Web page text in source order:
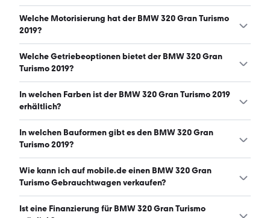
Es gibt insgesamt 36 BMW 320 Gran Turismo bei
mobile.de, davon 36 Gebraucht- und 0 Neuwagen.
Welche Motorisierung hat der BMW 320 Gran Turismo
2019?
Der BMW 320 Gran Turismo 2019 hat Leistungen zwischen
184 und 190 PS. (Stand: 7.8.2026)
Welche Getriebeoptionen bietet der BMW 320 Gran
Turismo 2019?
Der BMW 320 Gran Turismo 2019 ist mit automatischem
Getriebe erhältlich. (Stand: 7.8.2026)
In welchen Farben ist der BMW 320 Gran Turismo 2019
erhältlich?
Den BMW 320 Gran Turismo 2019 gibt es in folgenden
Farben: grau, schwarz, weiß und blau. Die häufigste
In welchen Bauformen gibt es den BMW 320 Gran
Turismo 2019?
Den BMW 320 Gran Turismo 2019 gibt es in folgenden
Bauformen: Limousine. (Stand: 7.8.2026)
Wie kann ich auf mobile.de einen BMW 320 Gran
Turismo Gebrauchtwagen verkaufen?
Alle Informationen zum Verkauf an mobile.de-
Ist eine Finanzierung für BMW 320 Gran Turismo